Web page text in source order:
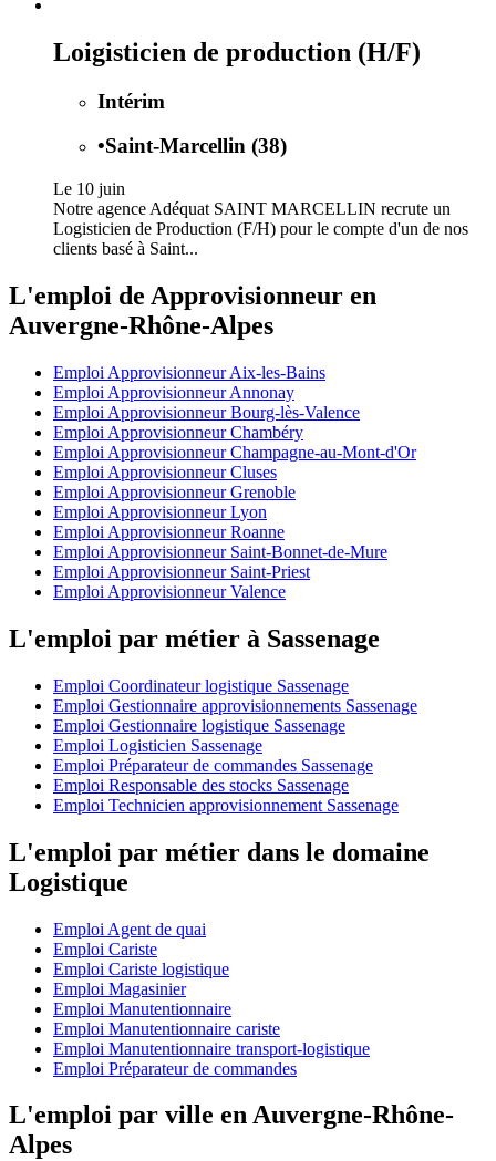
Loigisticien de production (H/F)
Intérim
•Saint-Marcellin (38)
Le 10 juin
Notre agence Adéquat SAINT MARCELLIN recrute un
Logisticien de Production (F/H) pour le compte d'un de nos
clients basé à Saint...
L'emploi de Approvisionneur en
Auvergne-Rhône-Alpes
Emploi Approvisionneur Aix-les-Bains
Emploi Approvisionneur Annonay
Emploi Approvisionneur Bourg-lès-Valence
Emploi Approvisionneur Chambéry
Emploi Approvisionneur Champagne-au-Mont-d'Or
Emploi Approvisionneur Cluses
Emploi Approvisionneur Grenoble
Emploi Approvisionneur Lyon
Emploi Approvisionneur Roanne
Emploi Approvisionneur Saint-Bonnet-de-Mure
Emploi Approvisionneur Saint-Priest
Emploi Approvisionneur Valence
L'emploi par métier à Sassenage
Emploi Coordinateur logistique Sassenage
Emploi Gestionnaire approvisionnements Sassenage
Emploi Gestionnaire logistique Sassenage
Emploi Logisticien Sassenage
Emploi Préparateur de commandes Sassenage
Emploi Responsable des stocks Sassenage
Emploi Technicien approvisionnement Sassenage
L'emploi par métier dans le domaine
Logistique
Emploi Agent de quai
Emploi Cariste
Emploi Cariste logistique
Emploi Magasinier
Emploi Manutentionnaire
Emploi Manutentionnaire cariste
Emploi Manutentionnaire transport-logistique
Emploi Préparateur de commandes
L'emploi par ville en Auvergne-Rhône-
Alpes